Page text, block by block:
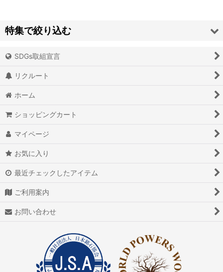
並び順:
特集で絞り込む
アイオライト
アイスクォーツ
アイリスクォーツ
アゼツライト
アフガナイト
SDGs取組宣言
リクルート
ホーム
ショッピングカート
マイページ
お気に入り
最近チェックしたアイテム
ご利用案内
お問い合わせ